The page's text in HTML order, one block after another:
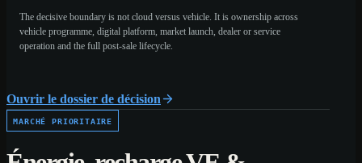
The decisive boundary is not cloud versus vehicle. It is ownership across
vehicle programme, digital platform, market launch, dealer or service
operation and the full post-sale lifecycle.
Ouvrir le dossier de décision
MARCHÉ PRIORITAIRE